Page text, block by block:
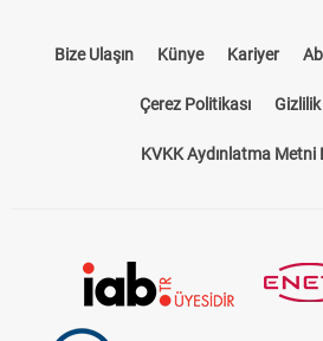
Bize Ulaşın Künye Kariyer
Çerez Politikası
KVKK Aydınlatma Metni